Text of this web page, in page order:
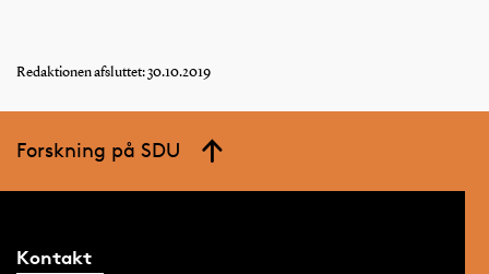
Redaktionen afsluttet: 30.10.2019
Forskning på SDU
Kontakt